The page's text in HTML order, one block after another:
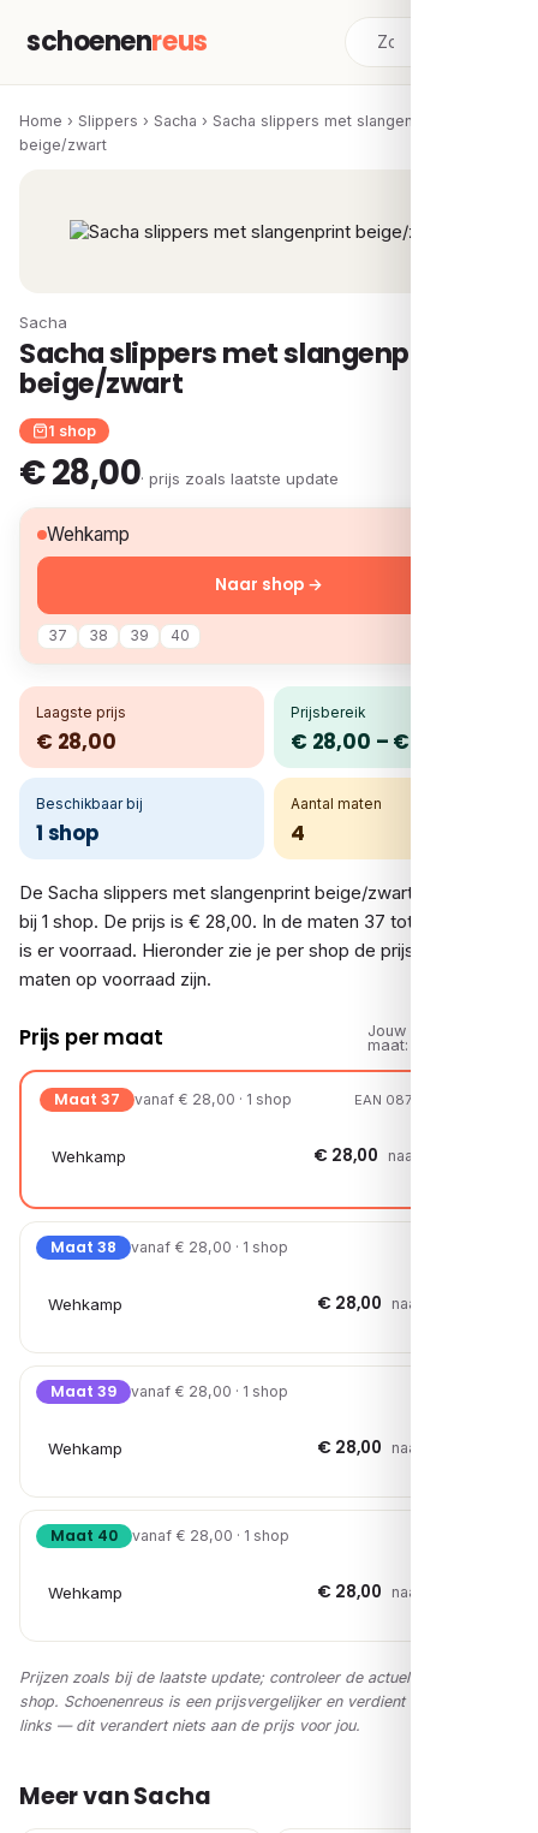
schoenenreus
Home › Slippers › Sacha › Sacha slippers met slangenprint
beige/zwart
Sacha
Sacha slippers met slangenprint
beige/zwart
1 shop
€ 28,00· prijs zoals laatste update
Wehkamp
37 38 39 40
Naar shop →
Laagste prijs
€ 28,00
Prijsbereik
€ 28,00 – € 28,00
Beschikbaar bij
1 shop
Aantal maten
4
De Sacha slippers met slangenprint beige/zwart vergelijk je
bij 1 shop. De prijs is € 28,00. In de maten 37 tot en met 40
is er voorraad. Hieronder zie je per shop de prijs en welke
maten op voorraad zijn.
Prijs per maat
Jouw
maat:
Maat 37 vanaf € 28,00 · 1 shop EAN 08720527251137
Wehkamp € 28,00 naar shop →
Maat 38 vanaf € 28,00 · 1 shop
Wehkamp € 28,00 naar shop →
Maat 39 vanaf € 28,00 · 1 shop
Wehkamp € 28,00 naar shop →
Maat 40 vanaf € 28,00 · 1 shop
Wehkamp € 28,00 naar shop →
Prijzen zoals bij de laatste update; controleer de actuele prijs in de
shop. Schoenenreus is een prijsvergelijker en verdient via affiliate-
links — dit verandert niets aan de prijs voor jou.
Meer van Sacha